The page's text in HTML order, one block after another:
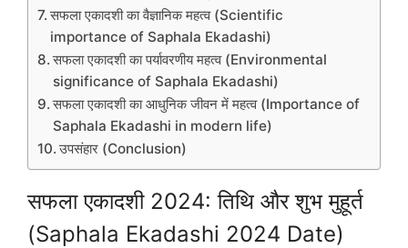
सफला एकादशी का वैज्ञानिक महत्व (Scientific
importance of Saphala Ekadashi)
सफला एकादशी का पर्यावरणीय महत्व (Environmental
significance of Saphala Ekadashi)
सफला एकादशी का आधुनिक जीवन में महत्व (Importance of
Saphala Ekadashi in modern life)
उपसंहार (Conclusion)
सफला एकादशी 2024: तिथि और शुभ मुहूर्त
(Saphala Ekadashi 2024 Date)